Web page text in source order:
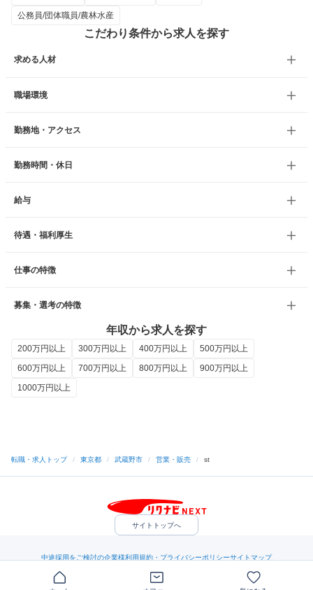
公務員/団体職員/農林水産
こだわり条件から求人を探す
求める人材
職場環境
勤務地・アクセス
勤務時間・休日
給与
待遇・福利厚生
仕事の特徴
募集・選考の特徴
年収から求人を探す
200万円以上 300万円以上 400万円以上
500万円以上
600万円以上
700万円以上 800万円以上
900万円以上
1000万円以上
転職・求人トップ / 東京都 / 武蔵野市 / 営業・販売 / st
サイトトップへ
中途採用をご検討の企業様利用規約・プライバシーポリシーサイトマップ
（C）Indeed Inc.